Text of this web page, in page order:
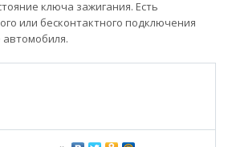
ключа зажигания. Есть
или бесконтактного подключения
автомобиля.